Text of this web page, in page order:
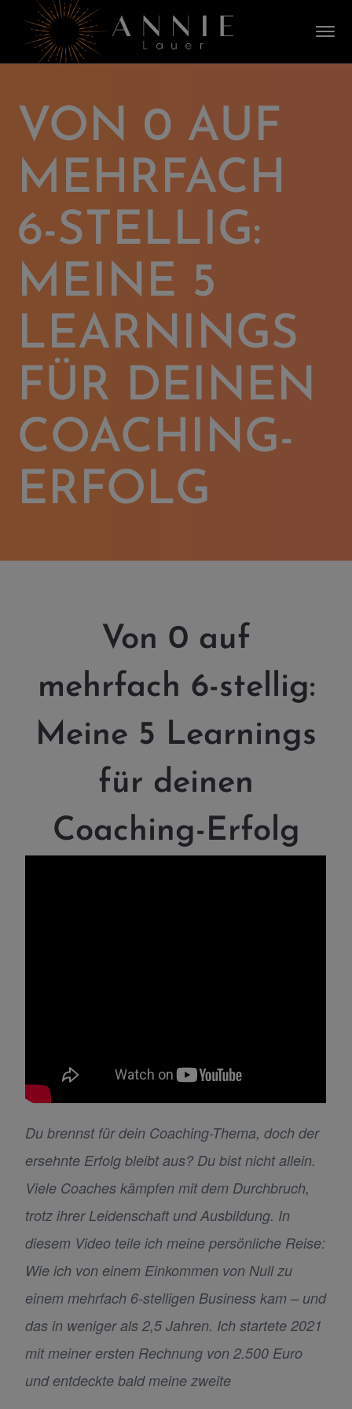
VON 0 AUF
MEHRFACH
6-STELLIG:
MEINE 5
LEARNINGS
FÜR DEINEN
COACHING-
ERFOLG
Von 0 auf
mehrfach 6-stellig:
Meine 5 Learnings
für deinen
Coaching-Erfolg
Du brennst für dein Coaching-Thema, doch der
ersehnte Erfolg bleibt aus? Du bist nicht allein.
Viele Coaches kämpfen mit dem Durchbruch,
trotz ihrer Leidenschaft und Ausbildung. In
diesem Video teile ich meine persönliche Reise:
Wie ich von einem Einkommen von Null zu
einem mehrfach 6-stelligen Business kam – und
das in weniger als 2,5 Jahren. Ich startete 2021
mit meiner ersten Rechnung von 2.500 Euro
und entdeckte bald meine zweite